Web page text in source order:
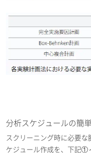
分析スケジュールの簡
スクリーニング時に必要
ケジュール作成を、下記①